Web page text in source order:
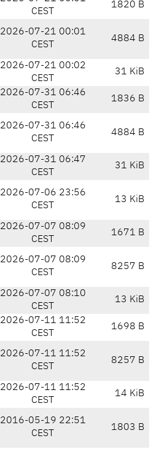
CEST
1820 B
2026-07-21 00:01
CEST
4884 B
2026-07-21 00:02
CEST
31 KiB
2026-07-31 06:46
CEST
1836 B
2026-07-31 06:46
CEST
4884 B
2026-07-31 06:47
CEST
31 KiB
2026-07-06 23:56
CEST
13 KiB
2026-07-07 08:09
CEST
1671 B
2026-07-07 08:09
CEST
8257 B
2026-07-07 08:10
CEST
13 KiB
2026-07-11 11:52
CEST
1698 B
2026-07-11 11:52
CEST
8257 B
2026-07-11 11:52
CEST
14 KiB
2016-05-19 22:51
CEST
1803 B